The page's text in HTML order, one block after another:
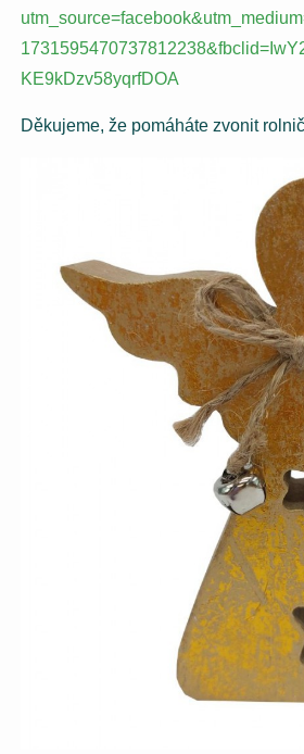
KE9kDzv58yqrfDOA
Děkujeme, že pomáháte zvonit